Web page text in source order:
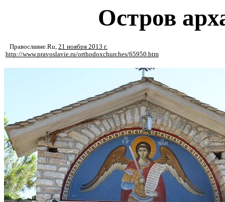
Остров
Православие.Ru, 21 ноября 2013 г.
http://www.pravoslavie.ru/orthodoxchurches/65950.htm